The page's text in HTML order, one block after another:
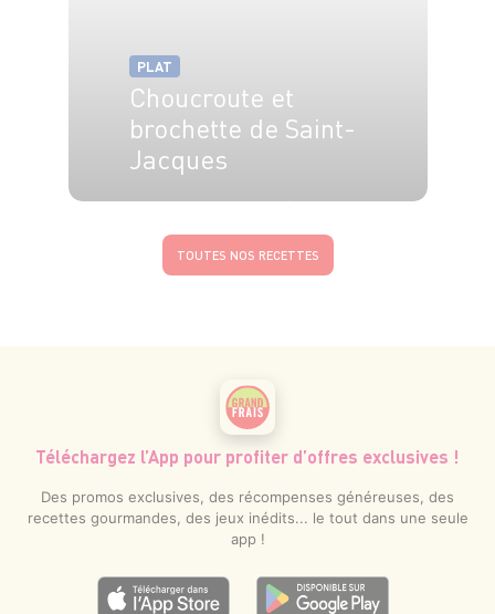
PLAT
Choucroute et
brochette de Saint-
Jacques
TOUTES NOS RECETTES
Téléchargez l’App pour profiter d’offres exclusives !
Des promos exclusives, des récompenses généreuses, des
recettes gourmandes, des jeux inédits... le tout dans une seule
app !